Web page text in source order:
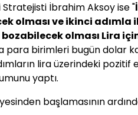
İbrahim Aksoy ise "
olması ve ikinci adımla
olması Lira
para birimleri bugün dolar
lira üzerindeki pozitif
yaptı.
başlamasının